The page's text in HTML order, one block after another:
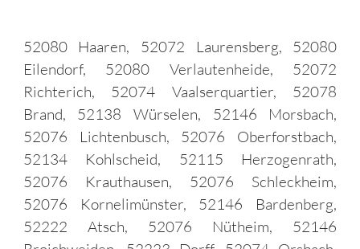
52080 Haaren, 52072 Laurensberg, 52080
Eilendorf, 52080 Verlautenheide, 52072
Richterich, 52074 Vaalserquartier, 52078
Brand, 52138 Würselen, 52146 Morsbach,
52076 Lichtenbusch, 52076 Oberforstbach,
52134 Kohlscheid, 52115 Herzogenrath,
52076 Krauthausen, 52076 Schleckheim,
52076 Kornelimünster, 52146 Bardenberg,
52222 Atsch, 52076 Nütheim, 52146